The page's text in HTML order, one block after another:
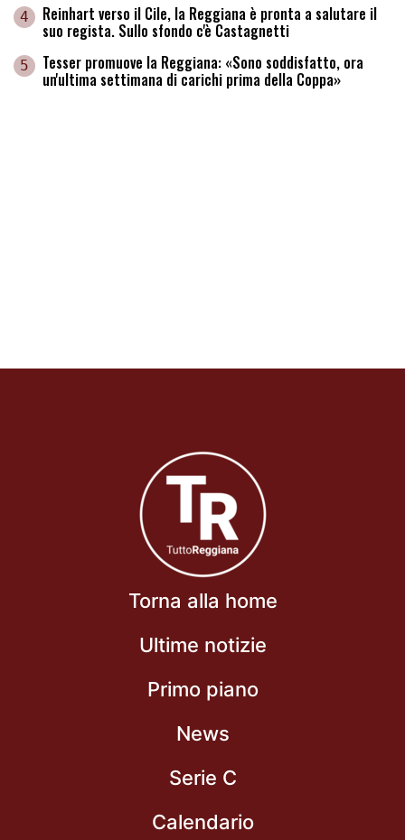
4 Reinhart verso il Cile, la Reggiana è pronta a salutare il
suo regista. Sullo sfondo c'è Castagnetti
5 Tesser promuove la Reggiana: «Sono soddisfatto, ora
un'ultima settimana di carichi prima della Coppa»
Torna alla home
Ultime notizie
Primo piano
News
Serie C
Calendario